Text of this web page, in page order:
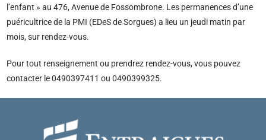
l’enfant » au 476, Avenue de Fossombrone. Les permanences d’une
puéricultrice de la PMI (EDeS de Sorgues) a lieu un jeudi matin par
mois, sur rendez-vous.
Pour tout renseignement ou prendrez rendez-vous, vous pouvez
contacter le 0490397411 ou 0490399325.